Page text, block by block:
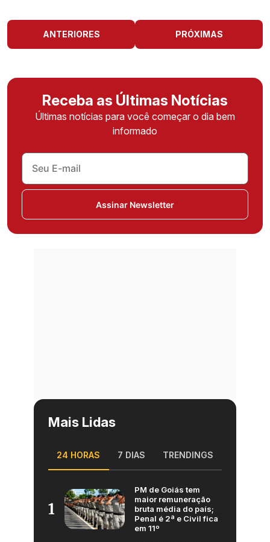
ANTERIORES PRÓXIMAS
Receba as Últimas Notícias
Últimas notícias para você começar o dia bem
informado
Assinar Newsletter
Mais Lidas
24 HORAS 7 DIAS TRENDINGS
1
PM de Goiás tem
maior remuneração
bruta média do país;
Penal é 2ª e Civil fica
em 11º